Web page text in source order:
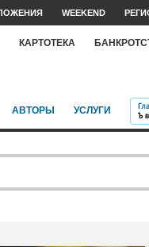
WEEKEND
КАРТОТЕКА
АВТОРЫ УСЛУГИ